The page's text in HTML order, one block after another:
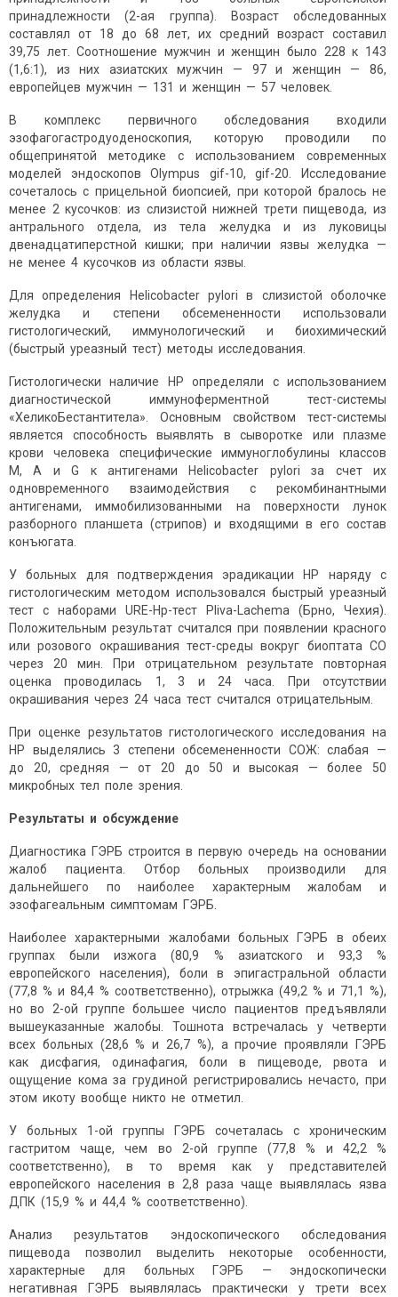
принадлежности (2-ая группа). Возраст обследованных
составлял от 18 до 68 лет, их средний возраст составил
39,75 лет. Соотношение мужчин и женщин было 228 к 143
(1,6:1), из них азиатских мужчин — 97 и женщин — 86,
европейцев мужчин — 131 и женщин — 57 человек.
В комплекс первичного обследования входили
эзофагогастродуоденоскопия, которую проводили по
общепринятой методике с использованием современных
моделей эндоскопов Olympus gif-10, gif-20. Исследование
сочеталось с прицельной биопсией, при которой бралось не
менее 2 кусочков: из слизистой нижней трети пищевода, из
антрального отдела, из тела желудка и из луковицы
двенадцатиперстной кишки; при наличии язвы желудка —
не менее 4 кусочков из области язвы.
Для определения Helicobacter pylori в слизистой оболочке
желудка и степени обсемененности использовали
гистологический, иммунологический и биохимический
(быстрый уреазный тест) методы исследования.
Гистологически наличие НР определяли с использованием
диагностической иммуноферментной тест-системы
«ХеликоБестантитела». Основным свойством тест-системы
является способность выявлять в сыворотке или плазме
крови человека специфические иммуноглобулины классов
М, А и G к антигенами Helicobacter pylori за счет их
одновременного взаимодействия с рекомбинантными
антигенами, иммобилизованными на поверхности лунок
разборного планшета (стрипов) и входящими в его состав
конъюгата.
У больных для подтверждения эрадикации НР наряду с
гистологическим методом использовался быстрый уреазный
тест с наборами URE-Hp-тест Pliva-Lachema (Брно, Чехия).
Положительным результат считался при появлении красного
или розового окрашивания тест-среды вокруг биоптата СО
через 20 мин. При отрицательном результате повторная
оценка проводилась 1, 3 и 24 часа. При отсутствии
окрашивания через 24 часа тест считался отрицательным.
При оценке результатов гистологического исследования на
НР выделялись 3 степени обсемененности СОЖ: слабая —
до 20, средняя — от 20 до 50 и высокая — более 50
микробных тел поле зрения.
Результаты и обсуждение
Диагностика ГЭРБ строится в первую очередь на основании
жалоб пациента. Отбор больных производили для
дальнейшего по наиболее характерным жалобам и
эзофагеальным симптомам ГЭРБ.
Наиболее характерными жалобами больных ГЭРБ в обеих
группах были изжога (80,9 % азиатского и 93,3 %
европейского населения), боли в эпигастральной области
(77,8 % и 84,4 % соответственно), отрыжка (49,2 % и 71,1 %),
но во 2-ой группе большее число пациентов предъявляли
вышеуказанные жалобы. Тошнота встречалась у четверти
всех больных (28,6 % и 26,7 %), а прочие проявляли ГЭРБ
как дисфагия, одинафагия, боли в пищеводе, рвота и
ощущение кома за грудиной регистрировались нечасто, при
этом икоту вообще никто не отметил.
У больных 1-ой группы ГЭРБ сочеталась с хроническим
гастритом чаще, чем во 2-ой группе (77,8 % и 42,2 %
соответственно), в то время как у представителей
европейского населения в 2,8 раза чаще выявлялась язва
ДПК (15,9 % и 44,4 % соответственно).
Анализ результатов эндоскопического обследования
пищевода позволил выделить некоторые особенности,
характерные для больных ГЭРБ — эндоскопически
негативная ГЭРБ выявлялась практически у трети всех